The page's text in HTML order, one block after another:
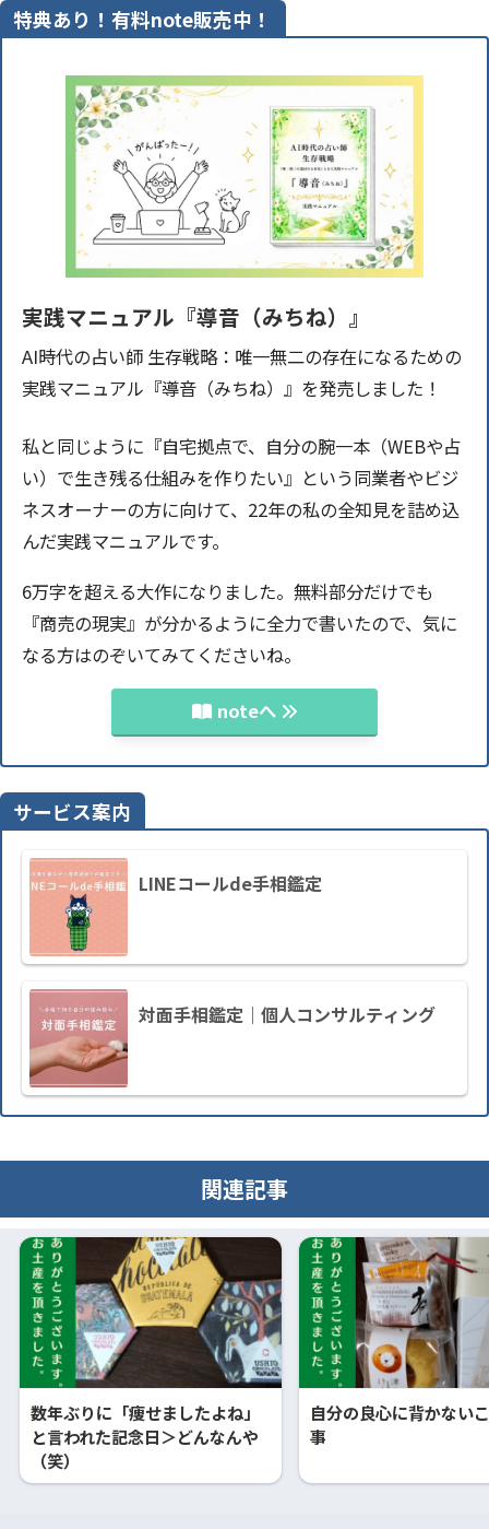
特典あり！有料note販売中！
実践マニュアル『導音（みちね）』
AI時代の占い師 生存戦略：唯一無二の存在になるための
実践マニュアル『導音（みちね）』を発売しました！
私と同じように『自宅拠点で、自分の腕一本（WEBや占
い）で生き残る仕組みを作りたい』という同業者やビジ
ネスオーナーの方に向けて、22年の私の全知見を詰め込
んだ実践マニュアルです。
6万字を超える大作になりました。無料部分だけでも
『商売の現実』が分かるように全力で書いたので、気に
なる方はのぞいてみてくださいね。
noteへ
サービス案内
LINEコールde手相鑑定
対面手相鑑定｜個人コンサルティング
関連記事
数年ぶりに「痩せましたよね」
と言われた記念日＞どんなんや
（笑）
自分の良心に背かない
事